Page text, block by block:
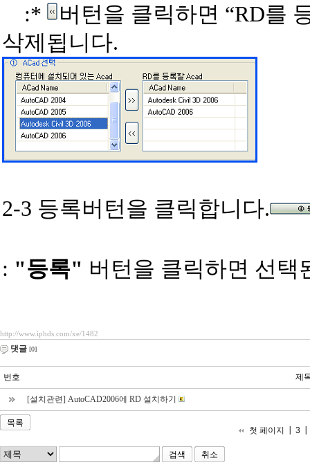
:*
버턴을 클릭하면 “RD를
삭제됩니다.
2-3 등록버턴을 클릭합니다.
: "등록" 버턴을 클릭하면 선택
http://www.iphds.com/xe/1482
댓글 [0]
번호 제
[설치관련] AutoCAD2006에 RD 설치하기
목록
첫 페이지
3
취소